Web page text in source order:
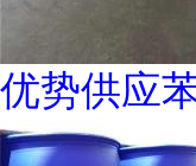
优势供应